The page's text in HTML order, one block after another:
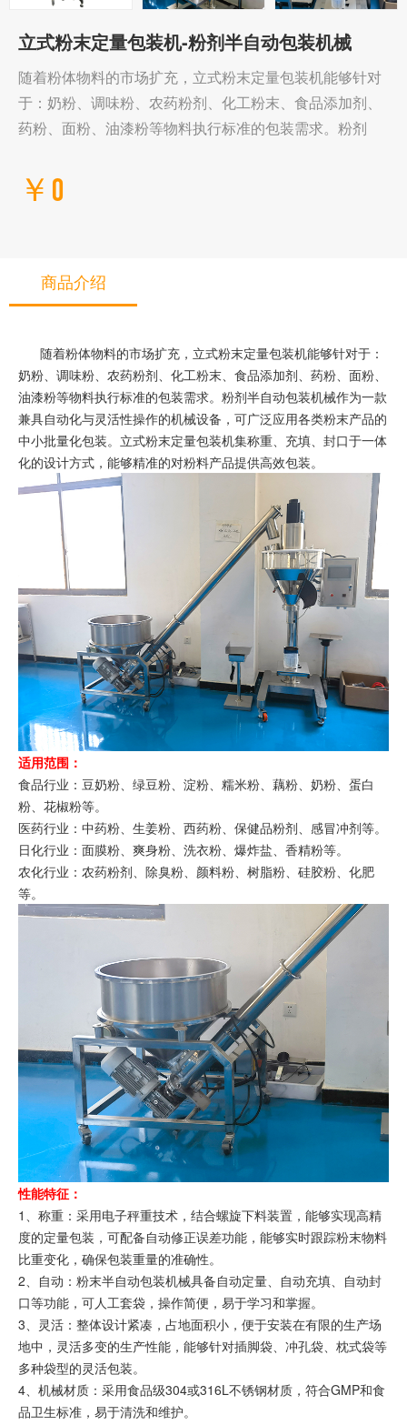
立式粉末定量包装机-粉剂半自动包装机械
随着粉体物料的市场扩充，立式粉末定量包装机能够针对
于：奶粉、调味粉、农药粉剂、化工粉末、食品添加剂、
药粉、面粉、油漆粉等物料执行标准的包装需求。粉剂
￥0
商品介绍
随着粉体物料的市场扩充，立式粉末定量包装机能够针对于：
奶粉、调味粉、农药粉剂、化工粉末、食品添加剂、药粉、面粉、
油漆粉等物料执行标准的包装需求。粉剂半自动包装机械作为一款
兼具自动化与灵活性操作的机械设备，可广泛应用各类粉末产品的
中小批量化包装。立式粉末定量包装机集称重、充填、封口于一体
化的设计方式，能够精准的对粉料产品提供高效包装。
适用范围：
食品行业：豆奶粉、绿豆粉、淀粉、糯米粉、藕粉、奶粉、蛋白
粉、花椒粉等。
医药行业：中药粉、生姜粉、西药粉、保健品粉剂、感冒冲剂等。
日化行业：面膜粉、爽身粉、洗衣粉、爆炸盐、香精粉等。
农化行业：农药粉剂、除臭粉、颜料粉、树脂粉、硅胶粉、化肥
等。
性能特征：
1、称重：采用电子秤重技术，结合螺旋下料装置，能够实现高精
度的定量包装，可配备自动修正误差功能，能够实时跟踪粉末物料
比重变化，确保包装重量的准确性。
2、自动：粉末半自动包装机械具备自动定量、自动充填、自动封
口等功能，可人工套袋，操作简便，易于学习和掌握。
3、灵活：整体设计紧凑，占地面积小，便于安装在有限的生产场
地中，灵活多变的生产性能，能够针对插脚袋、冲孔袋、枕式袋等
多种袋型的灵活包装。
4、机械材质：采用食品级304或316L不锈钢材质，符合GMP和食
品卫生标准，易于清洗和维护。